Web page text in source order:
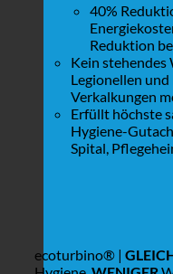
40%
Reduktion
Kein stehendes
Legionellen
Verkalkungen
Erfüllt höchste
Hygiene-
Spital,
ecoturbino® |